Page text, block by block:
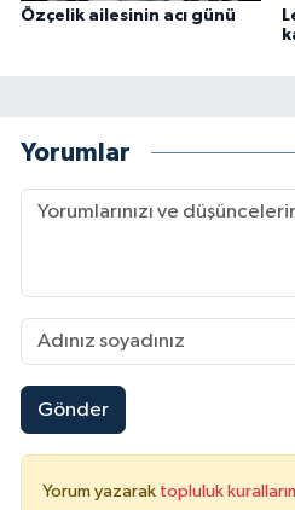
Özçelik ailesinin acı günü
Yorumlar
Gönder
Yorum yazarak topluluk